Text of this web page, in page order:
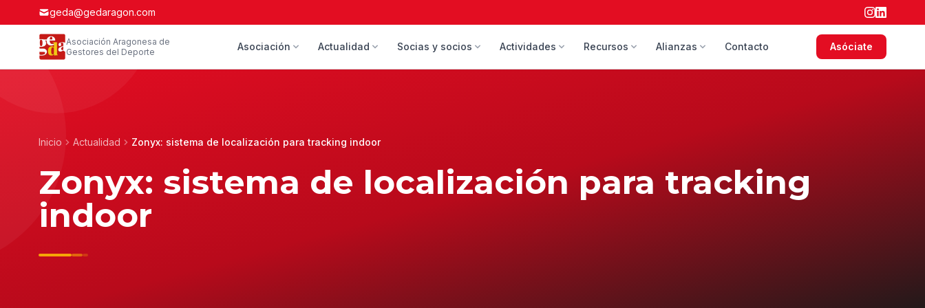
geda@gedaragon.com
Asociación Aragonesa de
Gestores del Deporte
Asociación Actualidad Socias y socios Actividades Recursos Alianzas Contacto Asóciate
Inicio Actualidad Zonyx: sistema de localización para tracking indoor
Zonyx: sistema de localización para tracking
indoor